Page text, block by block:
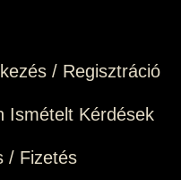
/ Regisztráció
Ismételt Kérdések
/ Fizetés